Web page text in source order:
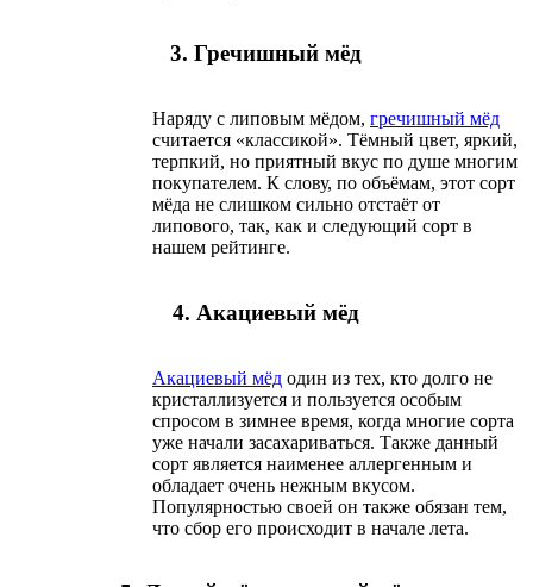
3. Гречишный мёд
Наряду с липовым мёдом, гречишный мёд
считается «классикой». Тёмный цвет, яркий,
терпкий, но приятный вкус по душе многим
покупателем. К слову, по объёмам, этот сорт
мёда не слишком сильно отстаёт от
липового, так, как и следующий сорт в
нашем рейтинге.
4. Акациевый мёд
Акациевый мёд один из тех, кто долго не
кристаллизуется и пользуется особым
спросом в зимнее время, когда многие сорта
уже начали засахариваться. Также данный
сорт является наименее аллергенным и
обладает очень нежным вкусом.
Популярностью своей он также обязан тем,
что сбор его происходит в начале лета.